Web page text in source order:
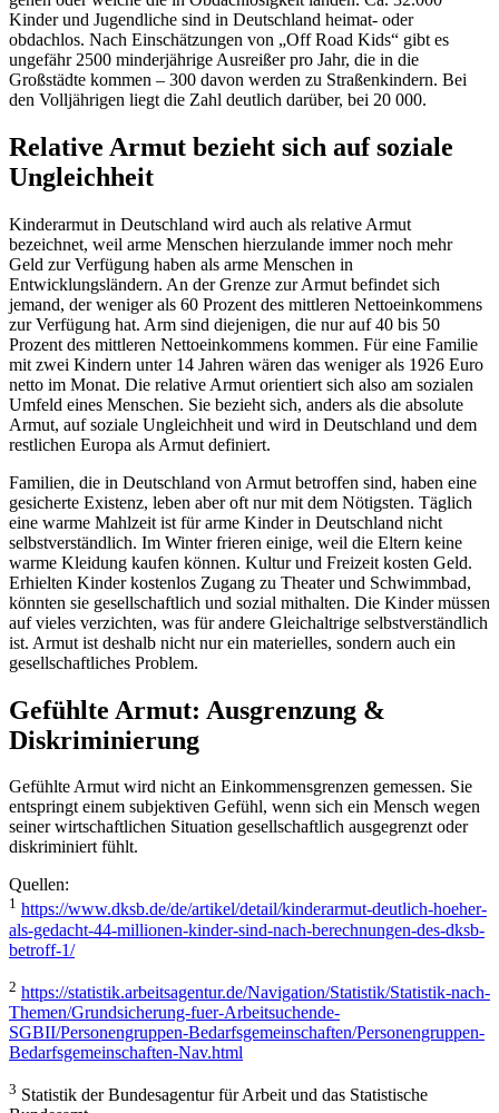
Kinder und Jugendliche sind in Deutschland heimat- oder
obdachlos. Nach Einschätzungen von „Off Road Kids“ gibt es
ungefähr 2500 minderjährige Ausreißer pro Jahr, die in die
Großstädte kommen – 300 davon werden zu Straßenkindern. Bei
den Volljährigen liegt die Zahl deutlich darüber, bei 20 000.
Relative Armut bezieht sich auf soziale
Ungleichheit
Kinderarmut in Deutschland wird auch als relative Armut
bezeichnet, weil arme Menschen hierzulande immer noch mehr
Geld zur Verfügung haben als arme Menschen in
Entwicklungsländern. An der Grenze zur Armut befindet sich
jemand, der weniger als 60 Prozent des mittleren Nettoeinkommens
zur Verfügung hat. Arm sind diejenigen, die nur auf 40 bis 50
Prozent des mittleren Nettoeinkommens kommen. Für eine Familie
mit zwei Kindern unter 14 Jahren wären das weniger als 1926 Euro
netto im Monat. Die relative Armut orientiert sich also am sozialen
Umfeld eines Menschen. Sie bezieht sich, anders als die absolute
Armut, auf soziale Ungleichheit und wird in Deutschland und dem
restlichen Europa als Armut definiert.
Familien, die in Deutschland von Armut betroffen sind, haben eine
gesicherte Existenz, leben aber oft nur mit dem Nötigsten. Täglich
eine warme Mahlzeit ist für arme Kinder in Deutschland nicht
selbstverständlich. Im Winter frieren einige, weil die Eltern keine
warme Kleidung kaufen können. Kultur und Freizeit kosten Geld.
Erhielten Kinder kostenlos Zugang zu Theater und Schwimmbad,
könnten sie gesellschaftlich und sozial mithalten. Die Kinder müssen
auf vieles verzichten, was für andere Gleichaltrige selbstverständlich
ist. Armut ist deshalb nicht nur ein materielles, sondern auch ein
gesellschaftliches Problem.
Gefühlte Armut: Ausgrenzung &
Diskriminierung
Gefühlte Armut wird nicht an Einkommensgrenzen gemessen. Sie
entspringt einem subjektiven Gefühl, wenn sich ein Mensch wegen
seiner wirtschaftlichen Situation gesellschaftlich ausgegrenzt oder
diskriminiert fühlt.
Quellen:
1 https://www.dksb.de/de/artikel/detail/kinderarmut-deutlich-hoeher-
als-gedacht-44-millionen-kinder-sind-nach-berechnungen-des-dksb-
betroff-1/
2 https://statistik.arbeitsagentur.de/Navigation/Statistik/Statistik-nach-
Themen/Grundsicherung-fuer-Arbeitsuchende-
SGBII/Personengruppen-Bedarfsgemeinschaften/Personengruppen-
Bedarfsgemeinschaften-Nav.html
3 Statistik der Bundesagentur für Arbeit und das Statistische